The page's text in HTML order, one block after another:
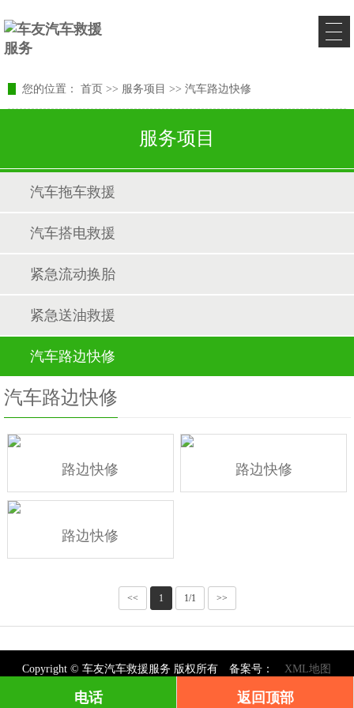
您的位置： 首页 >> 服务项目 >> 汽车路边快修
服务项目
汽车拖车救援
汽车搭电救援
紧急流动换胎
紧急送油救援
汽车路边快修
汽车路边快修
路边快修 路边快修
路边快修
<< 1 1/1 >>
Copyright © 车友汽车救援服务 版权所有 备案号： XML地图
电话 返回顶部